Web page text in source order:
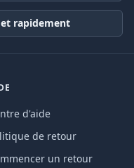
rapidement
d'aide
de retour
un retour